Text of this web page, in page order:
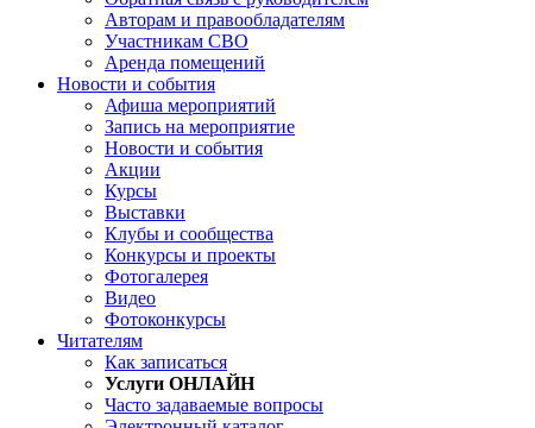
Авторам и правообладателям
Участникам СВО
Аренда помещений
Новости и события
Афиша мероприятий
Запись на мероприятие
Новости и события
Акции
Курсы
Выставки
Клубы и сообщества
Конкурсы и проекты
Фотогалерея
Видео
Фотоконкурсы
Читателям
Как записаться
Услуги ОНЛАЙН
Часто задаваемые вопросы